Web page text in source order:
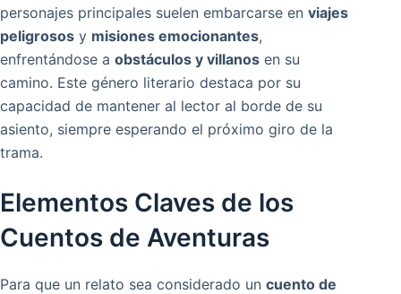
personajes principales suelen embarcarse en viajes
peligrosos y misiones emocionantes,
enfrentándose a obstáculos y villanos en su
camino. Este género literario destaca por su
capacidad de mantener al lector al borde de su
asiento, siempre esperando el próximo giro de la
trama.
Elementos Claves de los
Cuentos de Aventuras
Para que un relato sea considerado un cuento de